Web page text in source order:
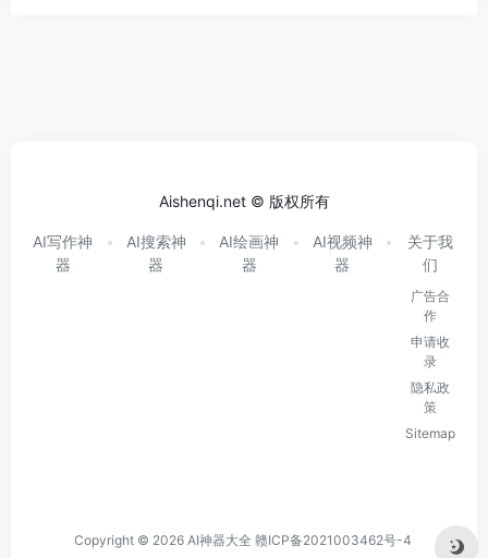
Aishenqi.net © 版权所有
AI写作神
器
AI搜索神
器
AI绘画神
器
AI视频神
器
关于我
们
广告合
作
申请收
录
隐私政
策
Sitemap
Copyright © 2026 AI神器大全 赣ICP备2021003462号-4